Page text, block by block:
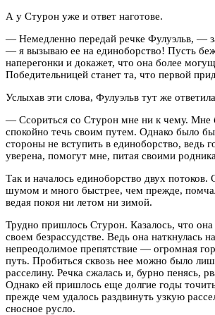
А у Стурон уже и ответ наготове.
— Немедленно передай речке Фулуэльв, —
— я вызываю ее на единоборство! Пусть
наперегонки и докажет, что она более
Победительницей станет та, что первой
Услыхав эти слова, Фулуэльв тут же
— Ссориться со Стурон мне ни к чему. Мне
спокойно течь своим путем. Однако было
стороны не вступить в единоборство, ведь
уверена, помогут мне, питая своими
Так и началось единоборство двух
шумом и много быстрее, чем прежде,
ведая покоя ни летом ни зимой.
Трудно пришлось Стурон. Казалось, что она
своем безрассудстве. Ведь она наткнулась
непреодолимое препятствие — огромная
путь. Пробиться сквозь нее можно было
расселину. Речка сжалась и, бурно пенясь,
Однако ей пришлось еще долгие годы
прежде чем удалось раздвинуть узкую
сносное русло.